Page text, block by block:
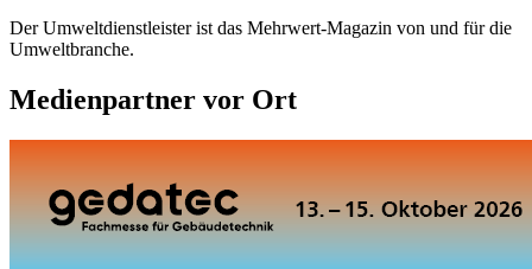
Der Umweltdienstleister ist das Mehrwert-Magazin von und für die
Umweltbranche.
Medienpartner vor Ort